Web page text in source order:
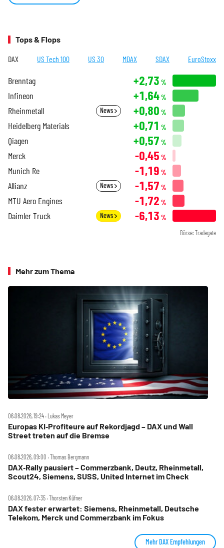
Tops & Flops
DAX US Tech 100 US 30 MDAX SDAX EuroStoxx
Brenntag +2,73 %
Infineon +1,64%
Rheinmetall News +0,80 %
Heidelberg Materials +0,71 %
Qiagen +0,57 %
Merck -0,45 %
Munich Re -1,19 %
Allianz News -1,57 %
MTU Aero Engines -1,72 %
Daimler Truck News -6,13 %
Börse: Tradegate
Mehr zum Thema
06.08.2026, 19:24 ‧ Lukas Meyer
Europas KI‑Profiteure auf Rekordjagd – DAX und Wall
Street treten auf die Bremse
06.08.2026, 09:00 ‧ Thomas Bergmann
DAX‑Rally pausiert – Commerzbank, Deutz, Rheinmetall,
Scout24, Siemens, SUSS, United Internet im Check
06.08.2026, 07:35 ‧ Thorsten Küfner
DAX fester erwartet: Siemens, Rheinmetall, Deutsche
Telekom, Merck und Commerzbank im Fokus
Mehr DAX Empfehlungen